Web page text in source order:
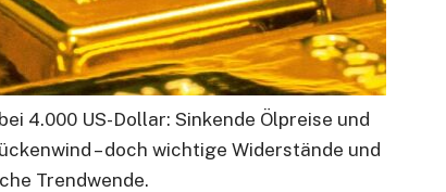
4.000 US-Dollar: Sinkende Ölpreise und
– doch wichtige Widerstände und
Trendwende.